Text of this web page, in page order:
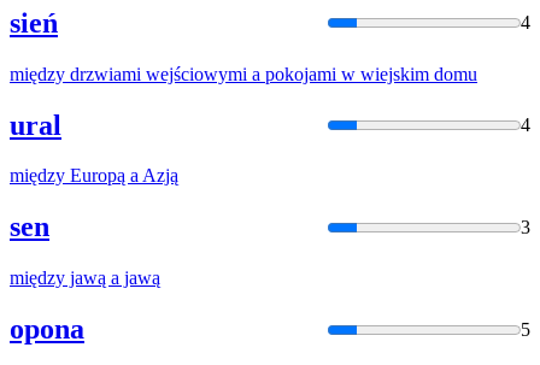
sień 4
między drzwiami wejściowymi a pokojami w wiejskim domu
ural 4
między Europą aAzją
sen 3
między jawą a jawą
opona 5